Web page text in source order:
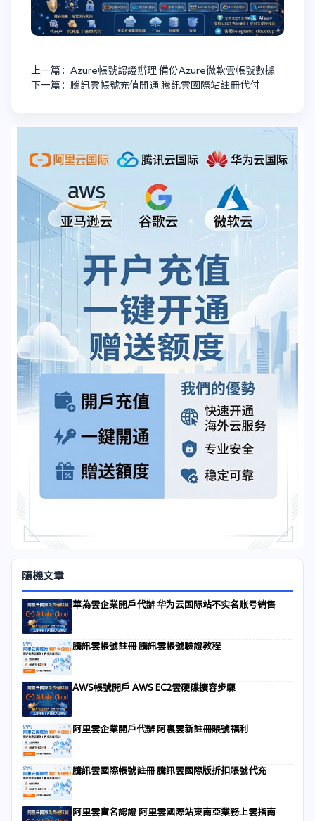
上一篇：Azure帳號認證辦理 備份Azure微軟雲帳號數據
下一篇：騰訊雲帳號充值開通 騰訊雲國際站註冊代付
隨機文章
華為雲企業開戶代辦 华为云国际站不实名账号销售
騰訊雲帳號註冊 騰訊雲帳號驗證教程
AWS帳號開戶 AWS EC2雲硬碟擴容步驟
阿里雲企業開戶代辦 阿裏雲新註冊賬號福利
騰訊雲國際帳號註冊 騰訊雲國際版折扣賬號代充
阿里雲實名認證 阿里雲國際站東南亞業務上雲指南